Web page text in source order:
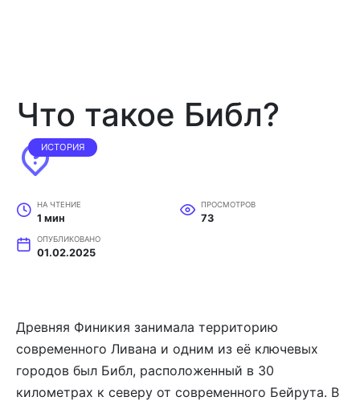
Что такое Библ?
ИСТОРИЯ
НА ЧТЕНИЕ
1 мин
ПРОСМОТРОВ
73
ОПУБЛИКОВАНО
01.02.2025
Древняя Финикия занимала территорию
современного Ливана и одним из её ключевых
городов был Библ, расположенный в 30
километрах к северу от современного Бейрута. В